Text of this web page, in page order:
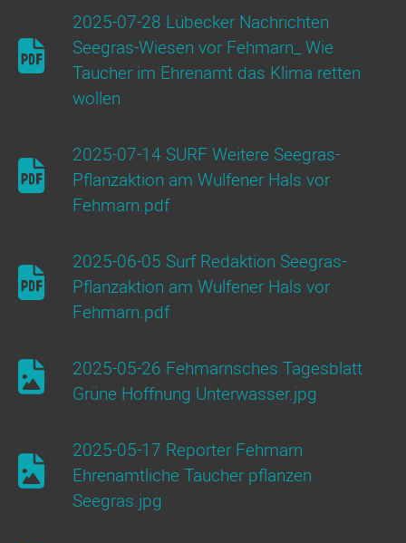
2025-07-28 Lübecker Nachrichten
Seegras-Wiesen vor Fehmarn_ Wie
Taucher im Ehrenamt das Klima retten
wollen
2025-07-14 SURF Weitere Seegras-
Pflanzaktion am Wulfener Hals vor
Fehmarn.pdf
2025-06-05 Surf Redaktion Seegras-
Pflanzaktion am Wulfener Hals vor
Fehmarn.pdf
2025-05-26 Fehmarnsches Tagesblatt
Grüne Hoffnung Unterwasser.jpg
2025-05-17 Reporter Fehmarn
Ehrenamtliche Taucher pflanzen
Seegras.jpg